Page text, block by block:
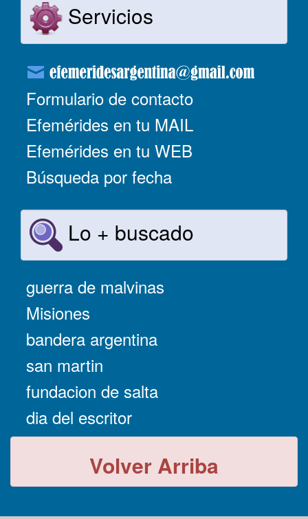
Servicios
Formulario de contacto
Efemérides en tu MAIL
Efemérides en tu WEB
Búsqueda por fecha
Lo + buscado
guerra de malvinas
Misiones
bandera argentina
san martin
fundacion de salta
dia del escritor
Volver Arriba